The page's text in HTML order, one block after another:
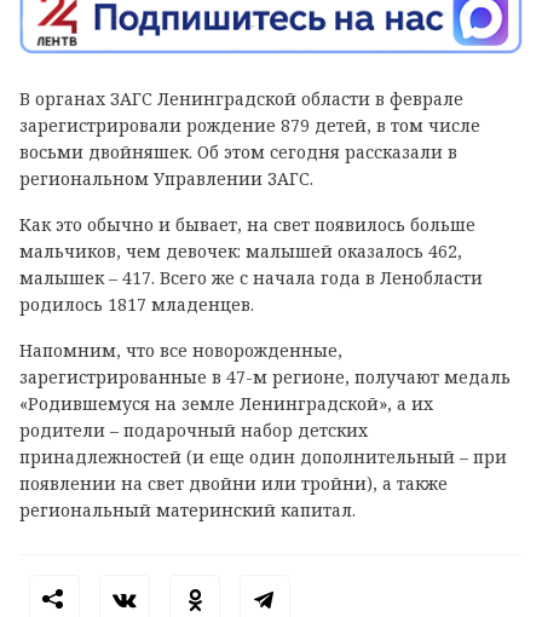
В органах ЗАГС Ленинградской области в феврале
зарегистрировали рождение 879 детей, в том числе
восьми двойняшек. Об этом сегодня рассказали в
региональном Управлении ЗАГС.
Как это обычно и бывает, на свет появилось больше
мальчиков, чем девочек: малышей оказалось 462,
малышек – 417. Всего же с начала года в Ленобласти
родилось 1817 младенцев.
Напомним, что все новорожденные,
зарегистрированные в 47-м регионе, получают медаль
«Родившемуся на земле Ленинградской», а их
родители – подарочный набор детских
принадлежностей (и еще один дополнительный – при
появлении на свет двойни или тройни), а также
региональный материнский капитал.